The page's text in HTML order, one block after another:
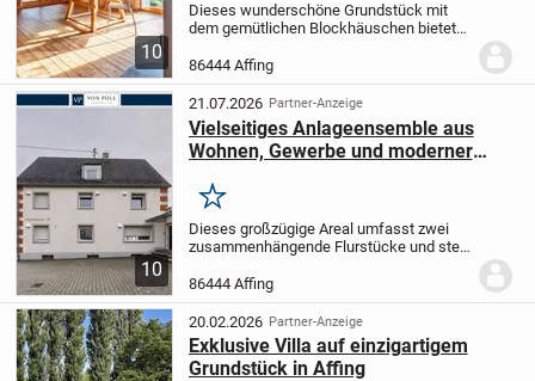
10
Dieses wunderschöne Grundstück mit
dem gemütlichen Blockhäuschen bietet
an - mitten in der Natur aber doch nicht
weit vom nächsten Dorf und von
Augsburg...
86444 Affing
10
21.07.2026 Partner-Anzeige
Vielseitiges Anlageensemble aus
Wohnen, Gewerbe und moderner
Merken
Dieses großzügige Areal umfasst zwei
zusammenhängende Flurstücke und stellt
Immobilienensemble dar, bestehend aus
einem sanierten Mehrfamilienhaus,
einem...
86444 Affing
20.02.2026 Partner-Anzeige
Exklusive Villa auf einzigartigem
Grundstück in Affing